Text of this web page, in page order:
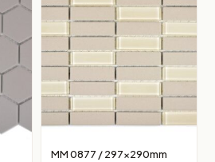
MM 0877 / 297x290mm